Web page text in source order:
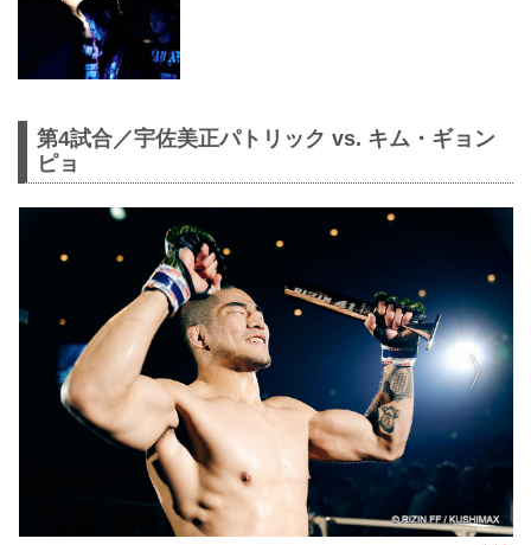
第4試合／宇佐美正パトリック vs. キム・ギョン
ピョ